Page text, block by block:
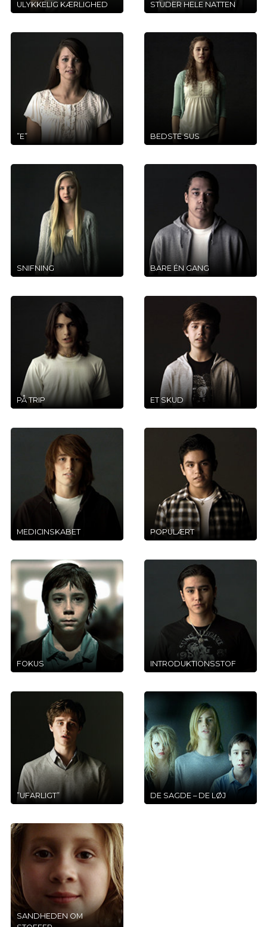
ULYKKELIG KÆRLIGHED STUDER HELE NATTEN
”E” BEDSTE SUS
SNIFNING BARE ÉN GANG
PÅ TRIP ET SKUD
MEDICINSKABET POPULÆRT
FOKUS INTRODUKTIONSSTOF
”UFARLIGT” DE SAGDE – DE LØJ
SANDHEDEN OM